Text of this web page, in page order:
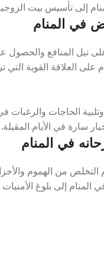
إلى تأسيس بيت
في المنام
المنافع والحصول
العلاقة القوية التي
الحاجات والرغبات
سارة في الأيام المقبلة.
في المنام
من الهموم
إلى بلوغ الأمنيات